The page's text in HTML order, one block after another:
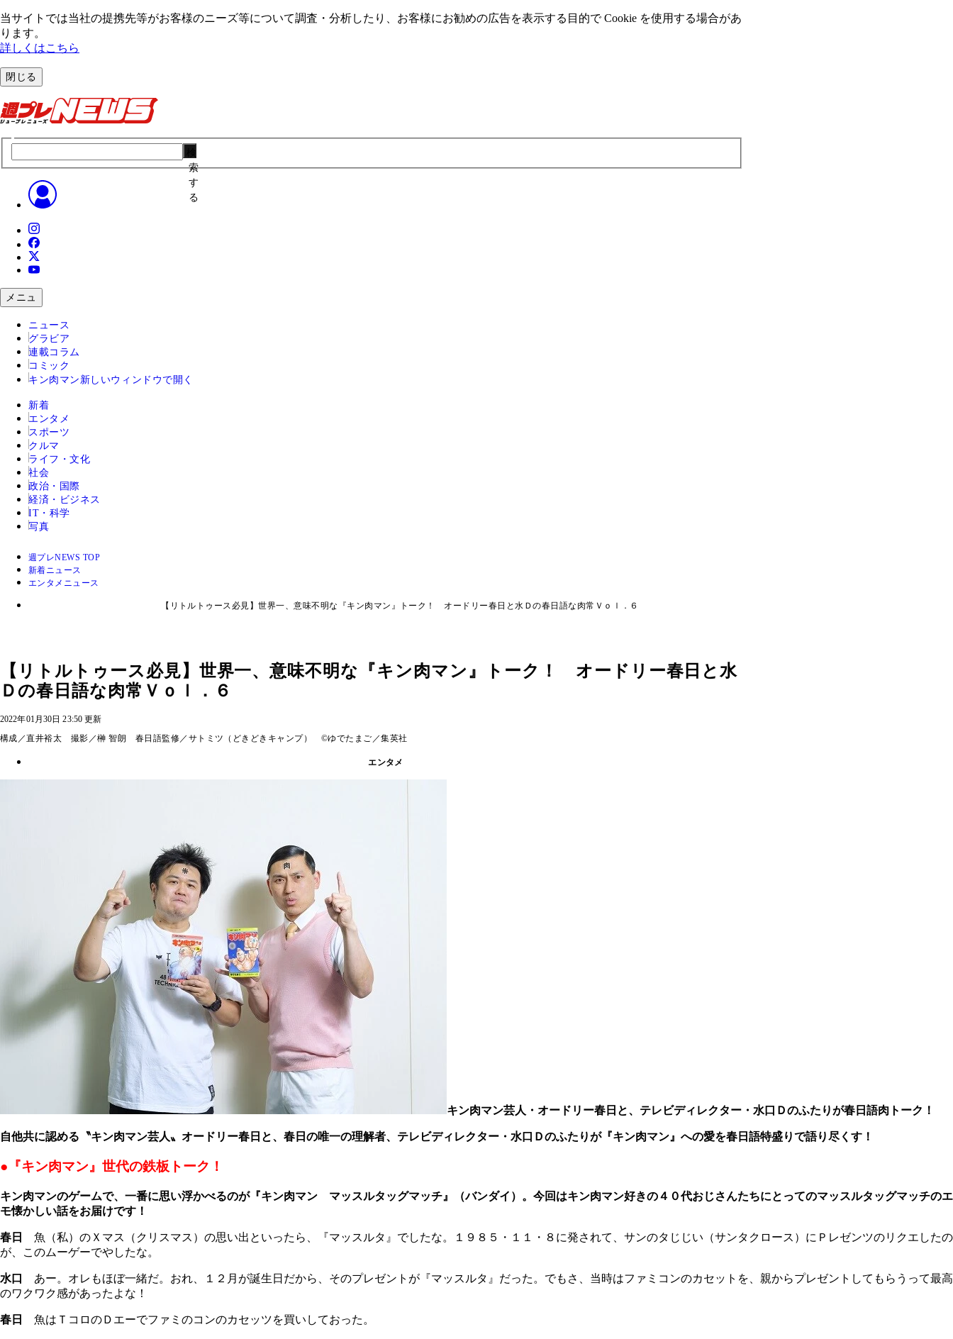
当サイトでは当社の提携先等がお客様のニーズ等について調査・分析したり、お客様にお勧めの広告を表⽰する⽬的で Cookie を使⽤する場合があ
ります。
詳しくはこちら
閉じる
索
す
る
メニュ
ニュース
グラビア
連載コラム
コミック
キン肉マン 新しいウィンドウで開く
新着
エンタメ
スポーツ
クルマ
ライフ・文化
社会
政治・国際
経済・ビジネス
IT・科学
写真
週プレNEWS TOP
新着ニュース
エンタメニュース
【リトルトゥース必見】世界一、意味不明な『キン肉マン』トーク！ オードリー春日と水Ｄの春日語な肉常Ｖｏｌ．６
【リトルトゥース必見】世界一、意味不明な『キン肉マン』トーク！ オードリー春日と水
Ｄの春日語な肉常Ｖｏｌ．６
2022年01月30日 23:50 更新
構成／直井裕太 撮影／榊 智朗 春日語監修／サトミツ（どきどきキャンプ） ©ゆでたまご／集英社
エンタメ
キン肉マン芸人・オードリー春日と、テレビディレクター・水口Ｄのふたりが春日語肉トーク！
自他共に認める〝キン肉マン芸人〟オードリー春日と、春日の唯一の理解者、テレビディレクター・水口Ｄのふたりが『キン肉マン』への愛を春日語特盛りで語り尽くす！
●『キン肉マン』世代の鉄板トーク！
キン肉マンのゲームで、一番に思い浮かべるのが『キン肉マン マッスルタッグマッチ』（バンダイ）。今回はキン肉マン好きの４０代おじさんたちにとってのマッスルタッグマッチのエ
モ懐かしい話をお届けです！
春日
魚（私）のＸマス（クリスマス）の思い出といったら、『マッスルタ』でしたな。１９８５・１１・８に発されて、サンのタじじい（サンタクロース）にＰレゼンツのリクエしたの
が、このムーゲーでやしたな。
水口
あー。オレもほぼ一緒だ。おれ、１２月が誕生日だから、そのプレゼントが『マッスルタ』だった。でもさ、当時はファミコンのカセットを、親からプレゼントしてもらうって最高
のワクワク感があったよな！
春日 魚はＴコロのＤエーでファミのコンのカセッツを買いしておった。